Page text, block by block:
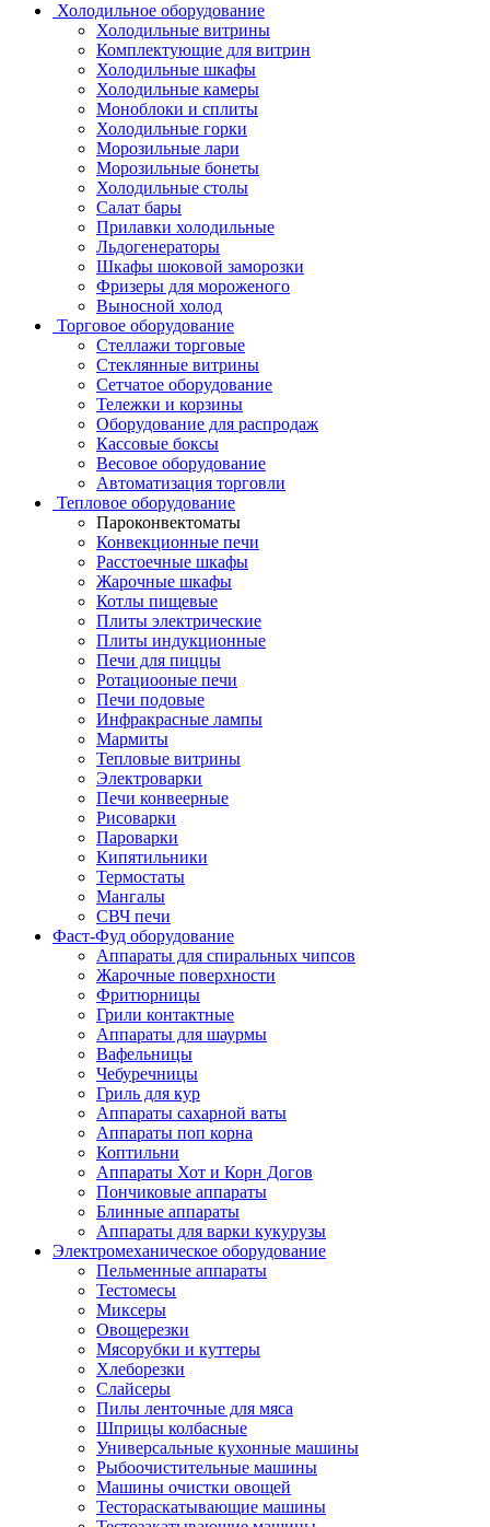
Холодильное оборудование
Холодильные витрины
Комплектующие для витрин
Холодильные шкафы
Холодильные камеры
Моноблоки и сплиты
Холодильные горки
Морозильные лари
Морозильные бонеты
Холодильные столы
Салат бары
Прилавки холодильные
Льдогенераторы
Шкафы шоковой заморозки
Фризеры для мороженого
Выносной холод
Торговое оборудование
Стеллажи торговые
Стеклянные витрины
Сетчатое оборудование
Тележки и корзины
Оборудование для распродаж
Кассовые боксы
Весовое оборудование
Автоматизация торговли
Тепловое оборудование
Пароконвектоматы
Конвекционные печи
Расстоечные шкафы
Жарочные шкафы
Котлы пищевые
Плиты электрические
Плиты индукционные
Печи для пиццы
Ротациооные печи
Печи подовые
Инфракрасные лампы
Мармиты
Тепловые витрины
Электроварки
Печи конвеерные
Рисоварки
Пароварки
Кипятильники
Термостаты
Мангалы
СВЧ печи
Фаст-Фуд оборудование
Аппараты для спиральных чипсов
Жарочные поверхности
Фритюрницы
Грили контактные
Аппараты для шаурмы
Вафельницы
Чебуречницы
Гриль для кур
Аппараты сахарной ваты
Аппараты поп корна
Коптильни
Аппараты Хот и Корн Догов
Пончиковые аппараты
Блинные аппараты
Аппараты для варки кукурузы
Электромеханическое оборудование
Пельменные аппараты
Тестомесы
Миксеры
Овощерезки
Мясорубки и куттеры
Хлеборезки
Слайсеры
Пилы ленточные для мяса
Шприцы колбасные
Универсальные кухонные машины
Рыбоочистительные машины
Машины очистки овощей
Тестораскатывающие машины